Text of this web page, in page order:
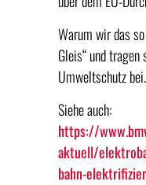
Warum wir das
Gleis“ und
Umweltschutz bei.
Siehe auch:
https://
aktuell/
bahn-